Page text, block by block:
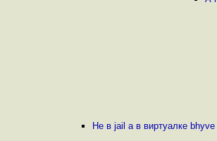
Не в jail а в виртуалке bhyve